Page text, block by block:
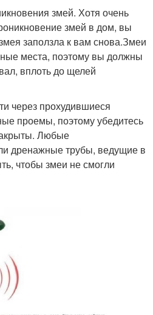
змей. Хотя очень
змей в дом, вы
заползла к вам снова.Змеи
места, поэтому вы должны
вплоть до щелей
через прохудившиеся
проемы, поэтому убедитесь
Любые
дренажные трубы, ведущие в
чтобы змеи не смогли